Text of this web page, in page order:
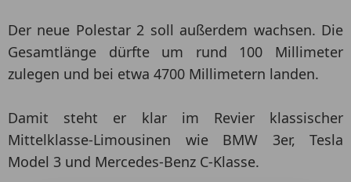
Der neue Polestar 2 soll außerdem wachsen. Die
Gesamtlänge dürfte um rund 100 Millimeter
zulegen und bei etwa 4700 Millimetern landen.
Damit steht er klar im Revier klassischer
Mittelklasse-Limousinen wie BMW 3er, Tesla
Model 3 und Mercedes-Benz C-Klasse.